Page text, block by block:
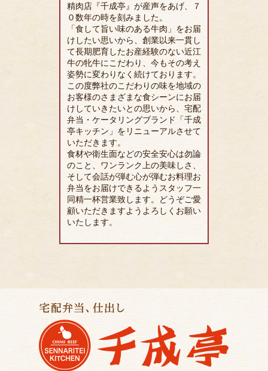
精肉店『千成亭』が産声をあげ、７
０数年の時を刻みました。
「食して旨い味のある牛肉」をお届
けしたい思いから、創業以来一貫し
て長期肥育したお産経験のない近江
牛の牝牛にこだわり、今もその考え
姿勢に変わりなく続けております。
この度弊社のこだわりの味を地域の
お客様のさまざまな食シーンにお届
けしていきたいとの思いから、宅配
弁当・ケータリングブランド「千成
亭キッチン」をリニューアルさせて
いただきます。
食材や衛生面などの安全安心は勿論
のこと、ワンランク上の美味しさ、
そして会話が弾む心が弾むお料理お
弁当をお届けできるようスタッフ一
同精一杯営業致します。どうぞご愛
顧いただきますようよろしくお願い
いたします。